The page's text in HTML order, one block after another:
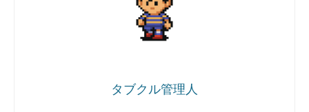
タブクル管理人